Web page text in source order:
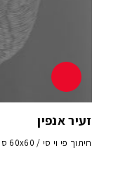
זעיר אנפין
חיתוך פי וי סי / 60x60 ס"מ, 2019